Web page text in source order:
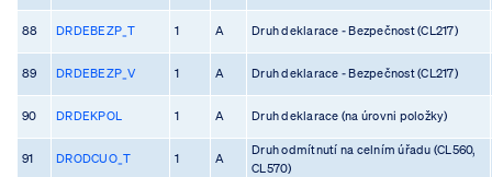
88 DRDEBEZP_T 1 A Druh deklarace - Bezpečnost (CL217)
89 DRDEBEZP_V 1 A Druh deklarace - Bezpečnost (CL217)
90 DRDEKPOL 1 A Druh deklarace (na úrovni položky)
91 DRODCUO_T 1 A
Druh odmítnutí na celním úřadu (CL560,
CL570)